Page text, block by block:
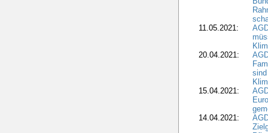
11.05.2021:
20.04.2021:
15.04.2021:
14.04.2021: